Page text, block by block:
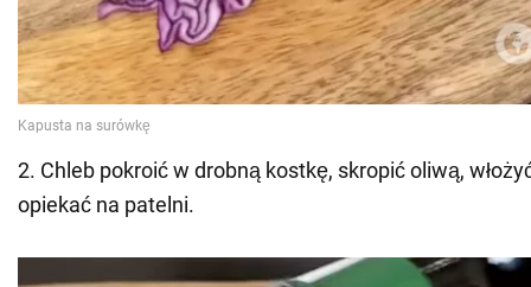
2. Chleb pokroić w drobną kostkę, skropić oliwą,
opiekać na patelni.